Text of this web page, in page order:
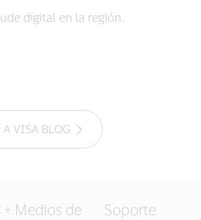
digital en la región.
A VISA BLOG
Medios de
Soporte